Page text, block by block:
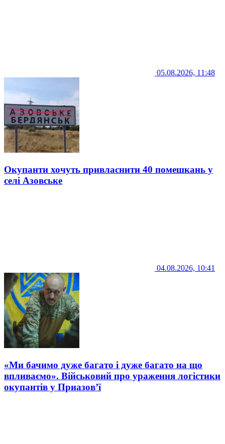
05.08.2026, 11:48
Окупанти хочуть привласнити 40 помешкань у
селі Азовське
04.08.2026, 10:41
«Ми бачимо дуже багато і дуже багато на що
впливаємо». Військовий про ураження логістики
окупантів у Приазов’ї